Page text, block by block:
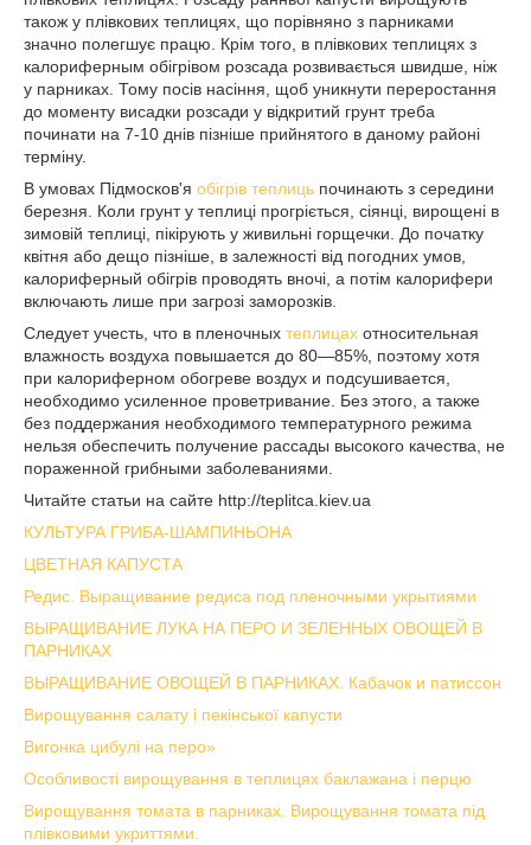
також у плівкових теплицях, що порівняно з парниками
значно полегшує працю. Крім того, в плівкових теплицях з
калориферным обігрівом розсада розвивається швидше, ніж
у парниках. Тому посів насіння, щоб уникнути переростання
до моменту висадки розсади у відкритий грунт треба
починати на 7-10 днів пізніше прийнятого в даному районі
терміну.
В умовах Підмосков'я обігрів теплиць починають з середини
березня. Коли грунт у теплиці прогріється, сіянці, вирощені в
зимовій теплиці, пікірують у живильні горщечки. До початку
квітня або дещо пізніше, в залежності від погодних умов,
калориферный обігрів проводять вночі, а потім калорифери
включають лише при загрозі заморозків.
Следует учесть, что в пленочных теплицах относи­тельная
влажность воздуха повышается до 80—85%, поэтому хотя
при калориферном обогреве воздух и под­сушивается,
необходимо усиленное проветривание. Без этого, а также
без поддержания необходимого темпера­турного режима
нельзя обеспечить получение рассады высокого качества, не
пораженной грибными заболева­ниями.
Читайте статьи на сайте http://teplitca.kiev.ua
КУЛЬТУРА ГРИБА-ШАМПИНЬОНА
ЦВЕТНАЯ КАПУСТА
Редис. Выращивание редиса под пленочными укрытиями
ВЫРАЩИВАНИЕ ЛУКА НА ПЕРО И ЗЕЛЕННЫХ ОВОЩЕЙ В
ПАРНИКАХ
ВЫРАЩИВАНИЕ ОВОЩЕЙ В ПАРНИКАХ. Кабачок и патиссон
Вирощування салату і пекінської капусти
Вигонка цибулі на перо»
Особливості вирощування в теплицях баклажана і перцю
Вирощування томата в парниках. Вирощування томата під
плівковими укриттями.